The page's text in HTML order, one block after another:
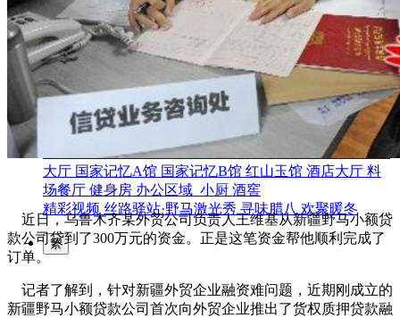
视觉文化
汗血马助力新疆文旅
伊犁州霍城古城巡游
北屯市185团巡游 伊犁霍城县晃晃
村巡游 阿勒泰北屯市巡游 阿勒泰布尔津县巡游 伊犁州
察布查尔县巡游 伊犁昭苏巡游
赛里木湖巡游
园区风采
野马美术馆 陨石 胡杨 硅化木 汗血马基地
F座
大厅 国家记忆A馆 国家记忆B馆 红山玉馆 酒店大厅 料
场餐厅 健身房 办公区域 小厨 酒窖
精彩视频 丝路驿站·野马激光秀 寻味腊八 欢聚暖冬
繁
近日，乌鲁木齐某外贸公司负责人王维基从新疆野马小额贷
款公司贷到了300万元的资金。正是这笔资金帮他顺利完成了
订单。
记者了解到，针对新疆外贸企业融资难问题，近期刚成立的
新疆野马小额贷款公司首次向外贸企业推出了货权质押贷款融